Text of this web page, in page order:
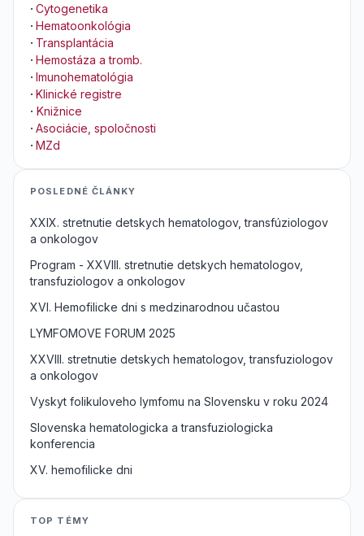
· Cytogenetika
· Hematoonkológia
· Transplantácia
· Hemostáza a tromb.
· Imunohematológia
· Klinické registre
· Knižnice
· Asociácie, spoločnosti
· MZd
POSLEDNÉ ČLÁNKY
XXIX. stretnutie detskych hematologov, transfúziologov
a onkologov
Program - XXVIII. stretnutie detskych hematologov,
transfuziologov a onkologov
XVI. Hemofilicke dni s medzinarodnou učastou
LYMFOMOVE FORUM 2025
XXVIII. stretnutie detskych hematologov, transfuziologov
a onkologov
Vyskyt folikuloveho lymfomu na Slovensku v roku 2024
Slovenska hematologicka a transfuziologicka
konferencia
XV. hemofilicke dni
TOP TÉMY